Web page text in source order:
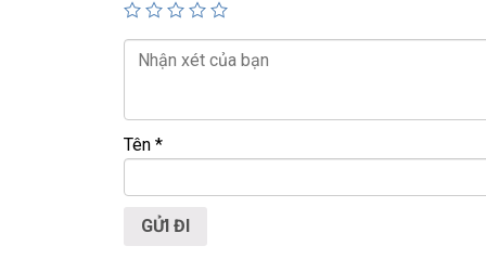
📞Hotline / Zalo:0939.008.008 – 0938.078.389
🌐Website: https://laptoptrieuphat.com
Tất cảsản phẩm tại Laptop Triều Phát
Tên *